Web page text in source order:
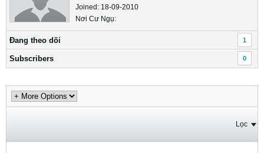
Joined: 18-09-2010
Nơi Cư Ngụ:
Ðang theo dõi 1
Subscribers 0
Lọc